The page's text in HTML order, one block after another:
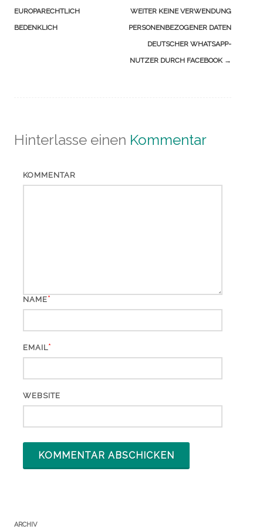
EUROPARECHTLICH
BEDENKLICH
WEITER KEINE VERWENDUNG
PERSONENBEZOGENER DATEN
DEUTSCHER WHATSAPP-
NUTZER DURCH FACEBOOK →
Hinterlasse einen Kommentar
KOMMENTAR
NAME*
EMAIL*
WEBSITE
ARCHIV